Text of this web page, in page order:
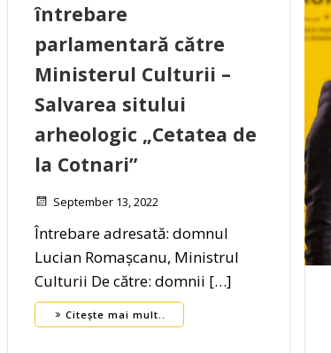
întrebare
parlamentară către
Ministerul Culturii –
Salvarea sitului
arheologic „Cetatea de
la Cotnari”
September 13, 2022
Întrebare adresată: domnul
Lucian Romașcanu, Ministrul
Culturii De către: domnii […]
Citește mai mult..